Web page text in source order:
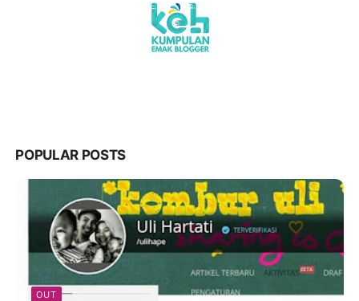
POPULAR POSTS
OUT